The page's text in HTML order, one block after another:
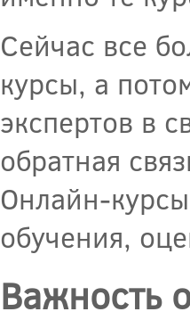
Сейчас все
курсы, а
экспертов в
обратная
Онлайн-
обучения,
Важность